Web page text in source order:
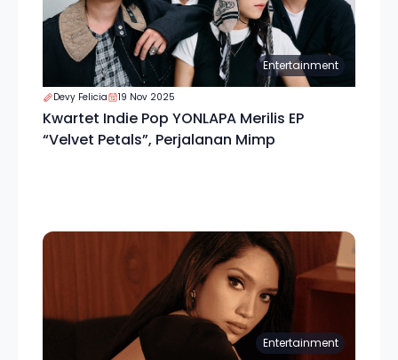
Entertainment
Devy Felicia 19 Nov 2025
Kwartet Indie Pop YONLAPA Merilis EP
“Velvet Petals”, Perjalanan Mimp
Entertainment